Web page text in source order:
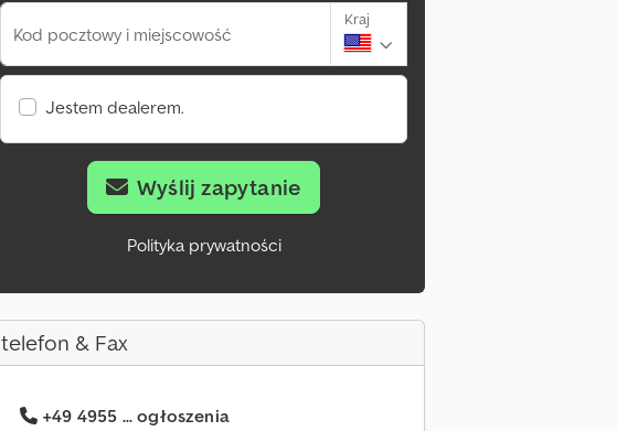
Kod pocztowy i miejscowość
Kraj
Jestem dealerem.
Wyślij zapytanie
Polityka prywatności
telefon & Fax
+49 4955 ... ogłoszenia